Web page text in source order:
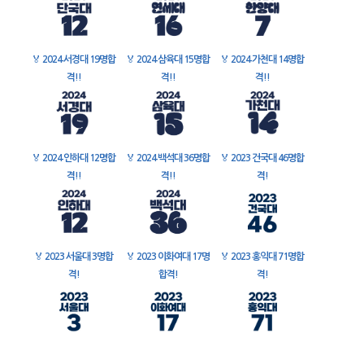
🏅 2024 서경대 19명합
격!!
🏅 2024 삼육대 15명합
격!!
🏅 2024 가천대 14명합
격!!
🏅 2024 인하대 12명합
격!!
🏅 2024 백석대 36명합
격!!
🏅 2023 건국대 46명합
격!
🏅 2023 서울대 3명합
격!
🏅 2023 이화여대 17명
합격!
🏅 2023 홍익대 71명합
격!